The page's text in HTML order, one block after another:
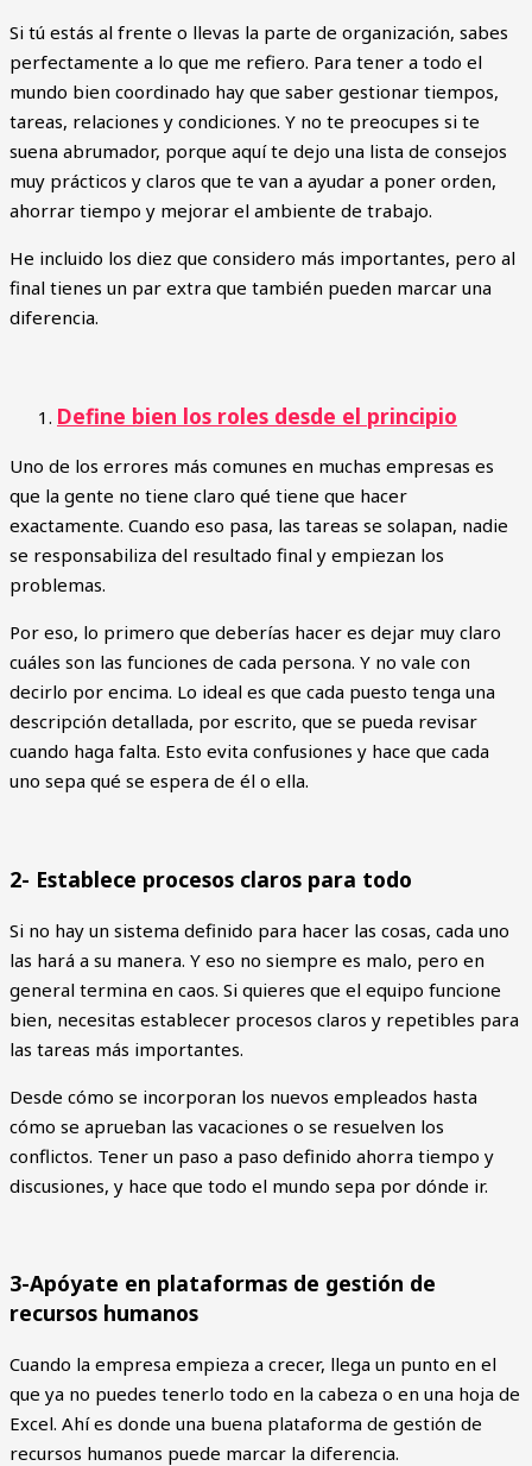
Si tú estás al frente o llevas la parte de organización, sabes
perfectamente a lo que me refiero. Para tener a todo el
mundo bien coordinado hay que saber gestionar tiempos,
tareas, relaciones y condiciones. Y no te preocupes si te
suena abrumador, porque aquí te dejo una lista de consejos
muy prácticos y claros que te van a ayudar a poner orden,
ahorrar tiempo y mejorar el ambiente de trabajo.
He incluido los diez que considero más importantes, pero al
final tienes un par extra que también pueden marcar una
diferencia.
Define bien los roles desde el principio
Uno de los errores más comunes en muchas empresas es
que la gente no tiene claro qué tiene que hacer
exactamente. Cuando eso pasa, las tareas se solapan, nadie
se responsabiliza del resultado final y empiezan los
problemas.
Por eso, lo primero que deberías hacer es dejar muy claro
cuáles son las funciones de cada persona. Y no vale con
decirlo por encima. Lo ideal es que cada puesto tenga una
descripción detallada, por escrito, que se pueda revisar
cuando haga falta. Esto evita confusiones y hace que cada
uno sepa qué se espera de él o ella.
2- Establece procesos claros para todo
Si no hay un sistema definido para hacer las cosas, cada uno
las hará a su manera. Y eso no siempre es malo, pero en
general termina en caos. Si quieres que el equipo funcione
bien, necesitas establecer procesos claros y repetibles para
las tareas más importantes.
Desde cómo se incorporan los nuevos empleados hasta
cómo se aprueban las vacaciones o se resuelven los
conflictos. Tener un paso a paso definido ahorra tiempo y
discusiones, y hace que todo el mundo sepa por dónde ir.
3-Apóyate en plataformas de gestión de
recursos humanos
Cuando la empresa empieza a crecer, llega un punto en el
que ya no puedes tenerlo todo en la cabeza o en una hoja de
Excel. Ahí es donde una buena plataforma de gestión de
recursos humanos puede marcar la diferencia.